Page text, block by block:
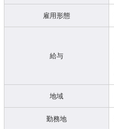
雇用形態
給与
地域
勤務地